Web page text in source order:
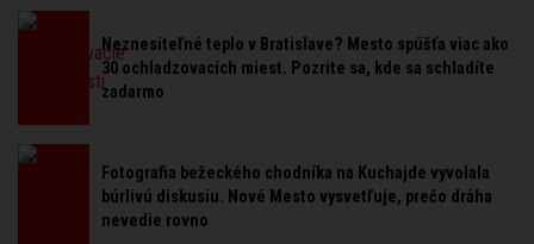
Neznesiteľné teplo v Bratislave? Mesto spúšťa viac ako
30 ochladzovacích miest. Pozrite sa, kde sa schladíte
zadarmo
Fotografia bežeckého chodníka na Kuchajde vyvolala
búrlivú diskusiu. Nové Mesto vysvetľuje, prečo dráha
nevedie rovno